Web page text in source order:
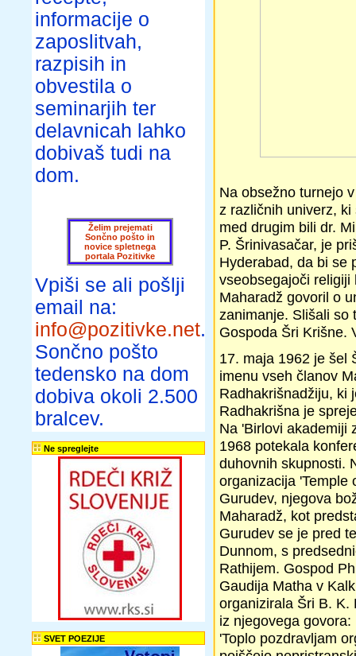
informacije o
zaposlitvah,
razpisih in
obvestila o
seminarjih ter
delavnicah lahko
dobivaš tudi na
dom.
Želim prejemati
Sončno pošto in
novice spletnega
portala Pozitivke
Vpiši se ali pošlji
email na:
info@pozitivke.net.
Sončno pošto
tedensko na dom
dobiva okoli 2.500
bralcev.
Ne spreglejte
SVET POEZIJE
Na obsežno turnejo
z različnih univerz,
med drugim bili dr.
P. Šrinivasačar, je
Hyderabad, da bi se
vseobsegajoči
Maharadž govoril o
zanimanje. Slišali so
Gospoda Šri Krišne.
17. maja 1962 je šel
imenu vseh članov
Radhakrišnadžiju, ki
Radhakrišna je
Na 'Birlovi akademiji
1968 potekala
duhovnih skupnosti.
organizacija 'Temple
Gurudev, njegova
Maharadž, kot
Gurudev se je pred
Dunnom, s
Rathijem. Gospod
Gaudija Matha v
organizirala Šri B. K.
iz njegovega govora:
'Toplo pozdravljam